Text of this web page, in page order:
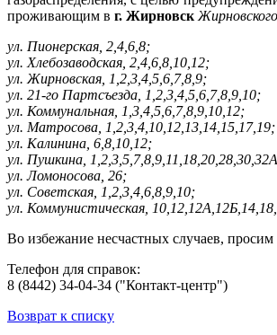
проживающим в г. Жирновск
ул. Пионерская, 2,4,6,8;
ул. Хлебозаводская, 2,4,6,8,10,12;
ул. Жирновская, 1,2,3,4,5,6,7,8,9;
ул. 21-го Партсъезда, 1,2,3,4,5,6,7,8,9,10;
ул. Коммунальная, 1,3,4,5,6,7,8,9,10,12;
ул. Матросова, 1,2,3,4,10,12,13,14,15,17,19;
ул. Калинина, 6,8,10,12;
ул. Пушкина,
ул. Ломоносова, 26;
ул. Советская, 1,2,3,4,6,8,9,10;
ул. Коммунистическая,
Во избежание несчастных случаев,
Телефон для справок:
8 (8442) 34-04-34 ("Контакт-центр")
Возврат к списку